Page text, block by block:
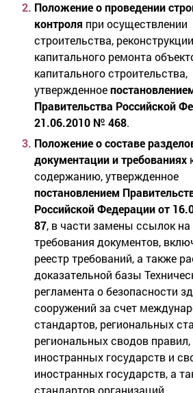
Положение о проведении
контроля при осуществлении
строительства,
капитального ремонта
капитального строительства,
утвержденное
Правительства Российской
21.06.2010 № 468.
Положение о составе
документации и требованиях
содержанию, утвержденное
постановлением
Российской Федерации от
87, в части замены ссылок на
требования документов,
реестр требований, а также
доказательной базы
регламента о безопасности
сооружений за счет
стандартов, региональных
региональных сводов
иностранных государств и
иностранных государств, а
стандартов организаций.